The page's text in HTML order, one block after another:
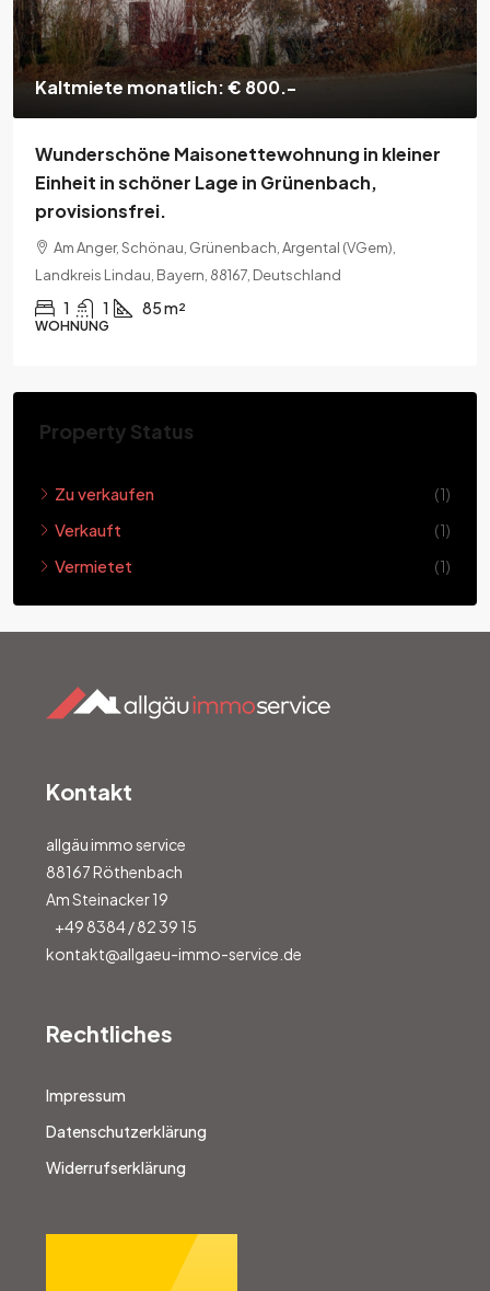
Kaltmiete monatlich: € 800.-
Wunderschöne Maisonettewohnung in kleiner
Einheit in schöner Lage in Grünenbach,
provisionsfrei.
Am Anger, Schönau, Grünenbach, Argental (VGem),
Landkreis Lindau, Bayern, 88167, Deutschland
1 1 85 m²
WOHNUNG
Property Status
Zu verkaufen
(1)
Verkauft
(1)
Vermietet
(1)
Kontakt
allgäu immo service
88167 Röthenbach
Am Steinacker 19
+49 8384 / 82 39 15
kontakt@allgaeu-immo-service.de
Rechtliches
Impressum
Datenschutzerklärung
Widerrufserklärung